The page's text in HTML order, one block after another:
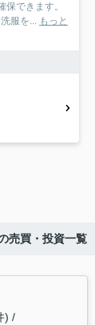
できます。
服を... もっと
売買・投資一覧
)